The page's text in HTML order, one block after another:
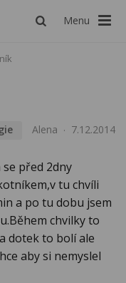
Menu
Alena 7.12.2014
před 2dny
tu chvíli
a po tu dobu jsem
chvilky to
dotek to bolí ale
aby si nemyslel